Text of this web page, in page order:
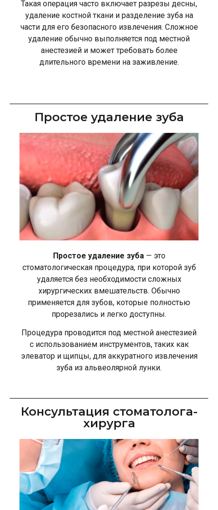
Такая операция часто включает разрезы десны,
удаление костной ткани и разделение зуба на
части для его безопасного извлечения. Сложное
удаление обычно выполняется под местной
анестезией и может требовать более
длительного времени на заживление.
Простое удаление зуба
Простое удаление зуба — это
стоматологическая процедура, при которой зуб
удаляется без необходимости сложных
хирургических вмешательств. Обычно
применяется для зубов, которые полностью
прорезались и легко доступны.
Процедура проводится под местной анестезией
с использованием инструментов, таких как
элеватор и щипцы, для аккуратного извлечения
зуба из альвеолярной лунки.
Консультация стоматолога-
хирурга